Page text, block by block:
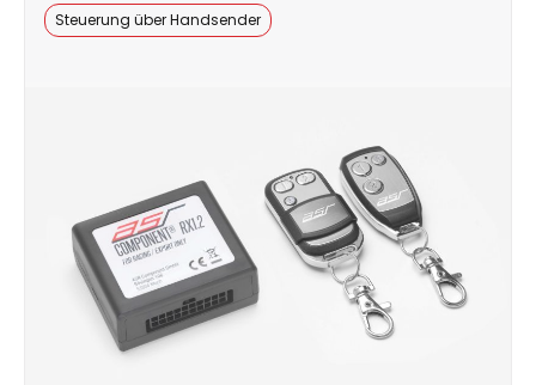
Steuerung über Handsender